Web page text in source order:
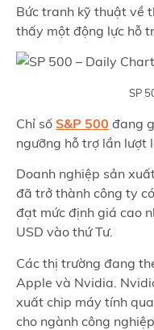
Bức tranh kỹ thuật về
thấy một động lực hỗ
SP
Chỉ số S&P 500 đang
ngưỡng hỗ trợ lần lượt
Doanh nghiệp sản
đã trở thành công ty
đạt mức định giá cao
USD vào thứ Tư.
Các thị trường đang
Apple và Nvidia.
xuất chip máy tính
cho ngành công